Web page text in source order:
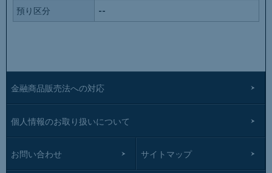
預り区分 --
金融商品販売法への対応
個人情報のお取り扱いについて
お問い合わせ サイトマップ